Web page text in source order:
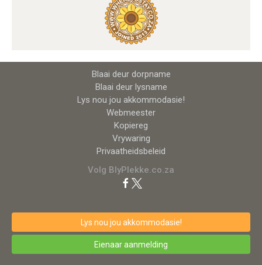
Blaai deur dorpname
Blaai deur lysname
Lys nou jou akkommodasie!
Webmeester
Kopiereg
Vrywaring
Privaatheidsbeleid
Volg BlyPlekke.co.za
Lys nou jou akkommodasie!
Eienaar aanmelding